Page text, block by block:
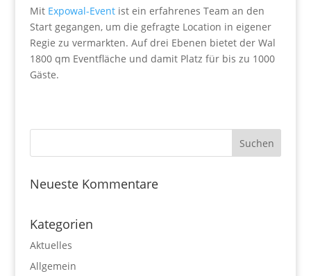
Mit Expowal-Eventist ein erfahrenes Team an den
Start gegangen, um die gefragte Location in eigener
Regie zu vermarkten. Auf drei Ebenen bietet der Wal
1800 qm Eventfläche und damit Platz für bis zu 1000
Gäste.
Neueste Kommentare
Kategorien
Aktuelles
Allgemein